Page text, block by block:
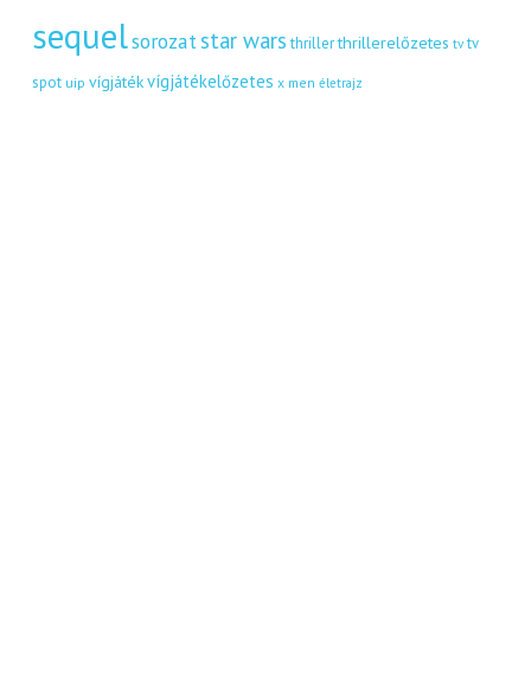
sequelsorozatstar wars thriller thrillerelőzetes tv tv
spot uip vígjátékvígjátékelőzetes x men életrajz